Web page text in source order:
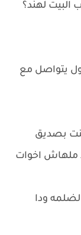
البيت لهند؟
يتواصل مع
بصديق
ملهاش اخوات
ودا